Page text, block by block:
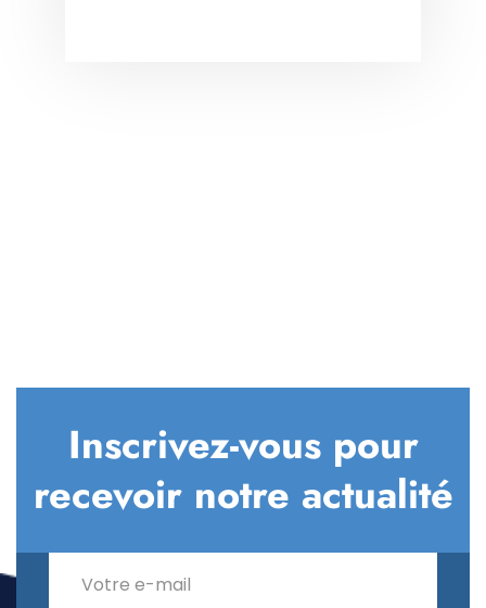
Inscrivez-vous pour
recevoir notre actualité